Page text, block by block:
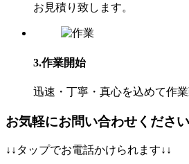
お⾒積り致します。
3.作業開始
迅速・丁寧・真心を込めて作業
お気軽にお問い合わせください
↓↓タップでお電話かけられます↓↓